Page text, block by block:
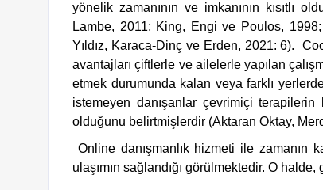
yönelik zamanının ve imkanının kısıtlı
Lambe, 2011; King, Engi ve Poulos,
Yıldız, Karaca-Dinç ve Erden, 2021: 6).
avantajları çiftlerle ve ailelerle yapılan
etmek durumunda kalan veya farklı
istemeyen danışanlar çevrimiçi
olduğunu belirtmişlerdir (Aktaran Oktay,
ulaşımın sağlandığı görülmektedir. O